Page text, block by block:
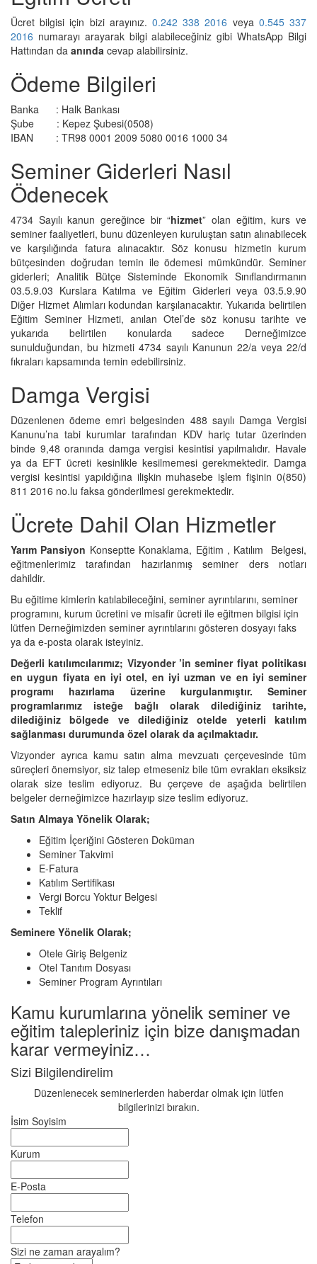
Ücret bilgisi için bizi arayınız. 0.242 338 2016 veya 0.545 337
2016 numarayı arayarak bilgi alabileceğiniz gibiWhatsApp Bilgi
Hattından da anında cevap alabilirsiniz.
Ödeme Bilgileri
Banka : Halk Bankası
Şube : Kepez Şubesi(0508)
IBAN : TR98 0001 2009 5080 0016 1000 34
Seminer Giderleri Nasıl
Ödenecek
4734 Sayılı kanun gereğince bir “hizmet” olan eğitim, kurs ve
seminer faaliyetleri, bunu düzenleyen kuruluştan satın alınabilecek
ve karşılığında fatura alınacaktır. Söz konusu hizmetin kurum
bütçesinden doğrudan temin ile ödemesi mümkündür. Seminer
giderleri; Analitik Bütçe Sisteminde Ekonomik Sınıflandırmanın
03.5.9.03 Kurslara Katılma ve Eğitim Giderleri veya 03.5.9.90
Diğer Hizmet Alımları kodundan karşılanacaktır. Yukarıda belirtilen
Eğitim Seminer Hizmeti, anılan Otel’de söz konusu tarihte ve
yukarıda belirtilen konularda sadece Derneğimizce
sunulduğundan, bu hizmeti 4734 sayılı Kanunun 22/a veya 22/d
fıkraları kapsamında temin edebilirsiniz.
Damga Vergisi
Düzenlenen ödeme emri belgesinden 488 sayılı Damga Vergisi
Kanunu’na tabi kurumlar tarafından KDV hariç tutar üzerinden
binde 9,48 oranında damga vergisi kesintisi yapılmalıdır. Havale
ya da EFT ücreti kesinlikle kesilmemesi gerekmektedir. Damga
vergisi kesintisi yapıldığına ilişkin muhasebe işlem fişinin 0(850)
811 2016 no.lu faksa gönderilmesi gerekmektedir.
Ücrete Dahil Olan Hizmetler
Yarım Pansiyon Konseptte Konaklama, Eğitim , Katılım Belgesi,
eğitmenlerimiz tarafından hazırlanmış seminer ders notları
dahildir.
Bu eğitime kimlerin katılabileceğini, seminer ayrıntılarını, seminer
programını, kurum ücretini ve misafir ücreti ile eğitmen bilgisi için
lütfen Derneğimizden seminer ayrıntılarını gösteren dosyayı faks
ya da e-posta olarak isteyiniz.
Değerli katılımcılarımız; Vizyonder ’in seminer fiyat politikası
en uygun fiyata en iyi otel, en iyi uzman ve en iyi seminer
programı hazırlama üzerine kurgulanmıştır. Seminer
programlarımız isteğe bağlı olarak dilediğiniz tarihte,
dilediğiniz bölgede ve dilediğiniz otelde yeterli katılım
sağlanması durumunda özel olarak da açılmaktadır.
Vizyonder ayrıca kamu satın alma mevzuatı çerçevesinde tüm
süreçleri önemsiyor, siz talep etmeseniz bile tüm evrakları eksiksiz
olarak size teslim ediyoruz. Bu çerçeve de aşağıda belirtilen
belgeler derneğimizce hazırlayıp size teslim ediyoruz.
Satın Almaya Yönelik Olarak;
Eğitim İçeriğini Gösteren Doküman
Seminer Takvimi
E-Fatura
Katılım Sertifikası
Vergi Borcu Yoktur Belgesi
Teklif
Seminere Yönelik Olarak;
Otele Giriş Belgeniz
Otel Tanıtım Dosyası
Seminer Program Ayrıntıları
Kamu kurumlarına yönelik seminer ve
eğitim talepleriniz için bize danışmadan
karar vermeyiniz…
Sizi Bilgilendirelim
Düzenlenecek seminerlerden haberdar olmak için lütfen
bilgilerinizi bırakın.
İsim Soyisim
Kurum
E-Posta
Telefon
Sizi ne zaman arayalım?